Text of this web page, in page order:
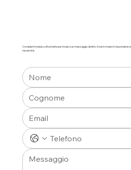
Compila il modulo sottostante per inviarci un messaggio diretto. Il nostro team ti risponderà
necessità.